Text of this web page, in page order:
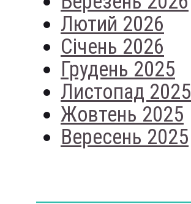
Лютий 2026
Січень 2026
Грудень 2025
Листопад 2025
Жовтень 2025
Вересень 2025